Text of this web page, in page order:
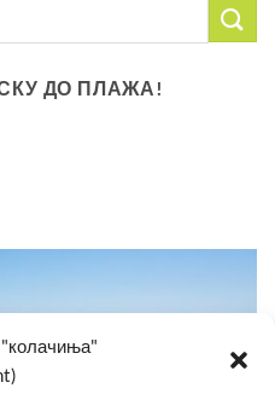
"колачиња"
ДО ПЛАЖА!